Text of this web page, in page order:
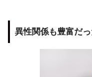
異性関係も豊富だ